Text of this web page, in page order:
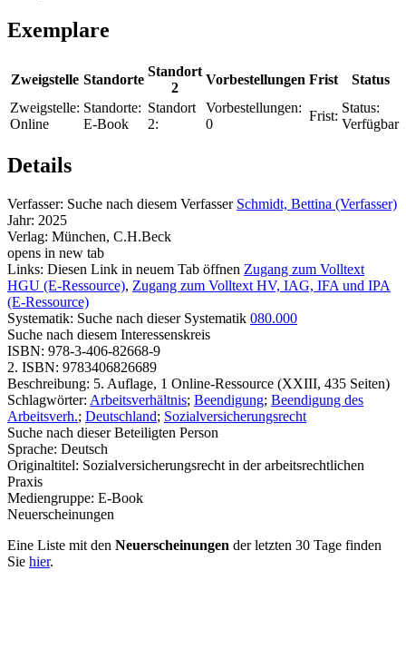
Exemplare
Zweigstelle Standorte
Standort
2
Vorbestellungen Frist
Status
Zweigstelle:
Online
Standorte:
E-Book
Standort
2:
Vorbestellungen:
0
Frist:
Status:
Verfügbar
Details
Verfasser: Suche nach diesem Verfasser Schmidt, Bettina (Verfasser)
Jahr: 2025
Verlag: München, C.H.Beck
opens in new tab
Links: Diesen Link in neuem Tab öffnen Zugang zum Volltext
HGU (E-Ressource), Zugang zum Volltext HV, IAG, IFA und IPA
(E-Ressource)
Systematik: Suche nach dieser Systematik 080.000
Suche nach diesem Interessenskreis
ISBN: 978-3-406-82668-9
2. ISBN: 9783406826689
Beschreibung: 5. Auflage, 1 Online-Ressource (XXIII, 435 Seiten)
Schlagwörter: Arbeitsverhältnis; Beendigung; Beendigung des
Arbeitsverh.; Deutschland; Sozialversicherungsrecht
Suche nach dieser Beteiligten Person
Sprache: Deutsch
Originaltitel: Sozialversicherungsrecht in der arbeitsrechtlichen
Praxis
Mediengruppe: E-Book
Neuerscheinungen
Eine Liste mit den Neuerscheinungen der letzten 30 Tage finden
Sie hier.